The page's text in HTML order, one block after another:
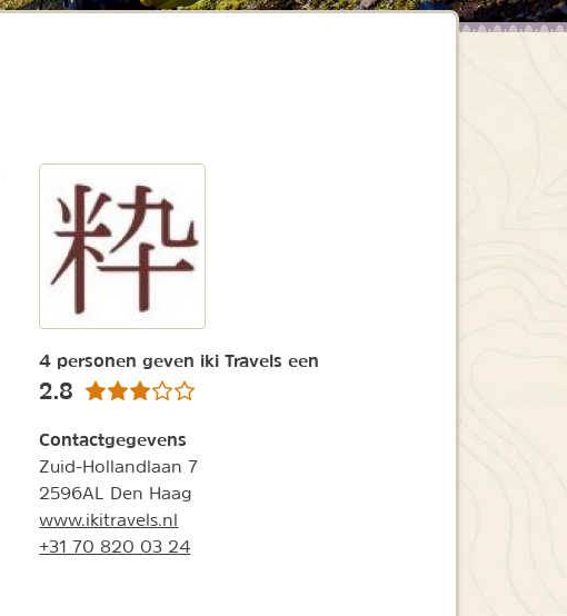
4 personen geven iki Travels een
2.8
Contactgegevens
Zuid-Hollandlaan 7
2596AL Den Haag
www.ikitravels.nl
+31 70 820 03 24